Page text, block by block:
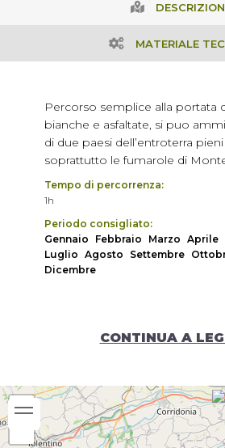
MATERIALE
Percorso semplice alla portata
bianche e asfaltate, si puo
di due paesi dell’entroterra
soprattutto le fumarole di
Tempo di percorrenza:
1h
Periodo consigliato:
Gennaio
Febbraio Marzo Aprile
Luglio Agosto Settembre
Dicembre
CONTINUA A